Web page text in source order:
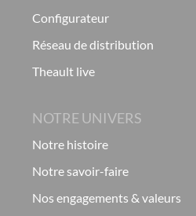
configurateur
réseau de distribution
theault live
NOTRE UNIVERS
notre histoire
notre savoir-faire
nos engagements & valeurs